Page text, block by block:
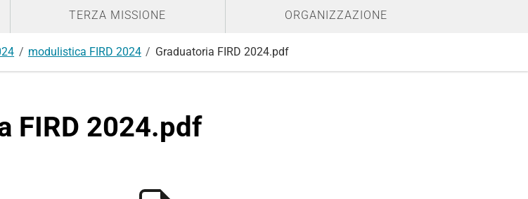
TERZA MISSIONE ORGANIZZAZIONE
modulistica FIRD 2024 Graduatoria FIRD 2024.pdf
FIRD 2024.pdf